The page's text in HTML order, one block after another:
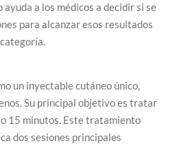
a los médicos a decidir si se
para alcanzar esos resultados
un inyectable cutáneo único,
Su principal objetivo es tratar
15 minutos. Este tratamiento
dos sesiones principales